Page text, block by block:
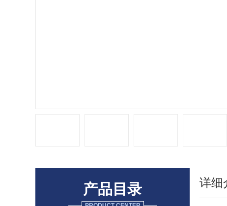
产品目录 详细